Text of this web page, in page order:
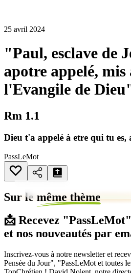
25 avril 2024
"Paul, esclave de
apotre appelé,
l'Evangile de
Rm 1.1
Dieu t'a appelé à etre qui tu
PassLeMot
Sur le même thème
📩 Recevez "PassLeMot"
et nos nouveautés par
Inscrivez-vous à notre newsletter et
Pensée du Jour", "PassLeMot et toutes